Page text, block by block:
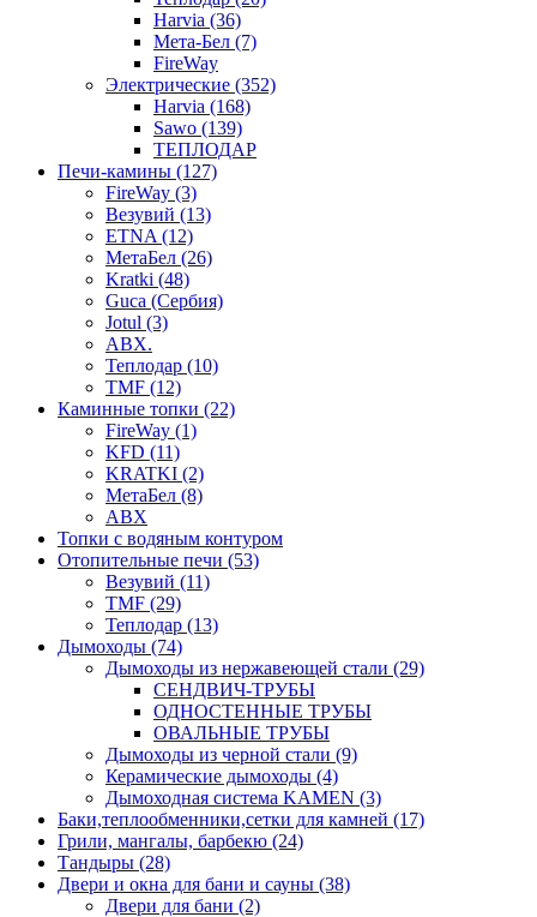
Harvia (36)
Мета-Бел (7)
FireWay
Электрические (352)
Harvia (168)
Sawo (139)
ТЕПЛОДАР
Печи-камины (127)
FireWay (3)
Везувий (13)
ETNA (12)
МетаБел (26)
Kratki (48)
Guca (Сербия)
Jotul (3)
ABX.
Теплодар (10)
TMF (12)
Каминные топки (22)
FireWay (1)
KFD (11)
KRATKI (2)
МетаБел (8)
ABX
Топки с водяным контуром
Отопительные печи (53)
Везувий (11)
TMF (29)
Теплодар (13)
Дымоходы (74)
Дымоходы из нержавеющей стали (29)
СЕНДВИЧ-ТРУБЫ
ОДНОСТЕННЫЕ ТРУБЫ
ОВАЛЬНЫЕ ТРУБЫ
Дымоходы из черной стали (9)
Керамические дымоходы (4)
Дымоходная система KAMEN (3)
Баки,теплообменники,сетки для камней (17)
Грили, мангалы, барбекю (24)
Тандыры (28)
Двери и окна для бани и сауны (38)
Двери для бани (2)